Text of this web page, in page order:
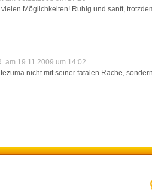
Möglichkeiten! Ruhig und sanft,
am 19.11.2009 um 14:02
nicht mit seiner fatalen Rache,